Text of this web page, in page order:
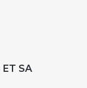
ET SA